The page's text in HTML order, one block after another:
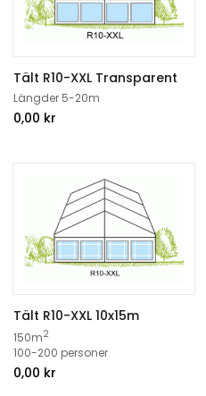
Tält R10-XXL Transparent
Längder 5-20m
0,00 kr
Tält R10-XXL 10x15m
150m2
100-200 personer
0,00 kr